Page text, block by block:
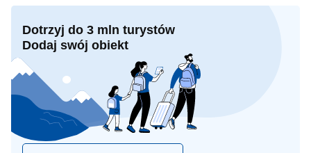
Dotrzyj do 3 mln turystów
Dodaj swój obiekt